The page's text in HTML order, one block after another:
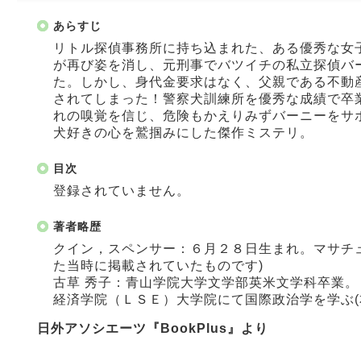
あらすじ
リトル探偵事務所に持ち込まれた、ある優秀な
が再び姿を消し、元刑事でバツイチの私立探偵
た。しかし、身代金要求はなく、父親である不
されてしまった！警察犬訓練所を優秀な成績で
れの嗅覚を信じ、危険もかえりみずバーニーを
犬好きの心を鷲掴みにした傑作ミステリ。
目次
登録されていません。
著者略歴
クイン，スペンサー：６月２８日生まれ。マサ
た当時に掲載されていたものです)
古草 秀子：青山学院大学文学部英米文学科卒業
経済学院（ＬＳＥ）大学院にて国際政治学を学
日外アソシエーツ『BookPlus』より